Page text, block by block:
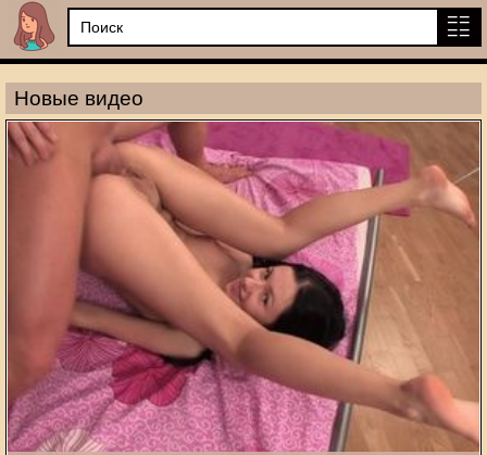
Новые видео